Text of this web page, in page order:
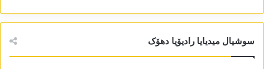
سوشیال میدیایا رادیۆیا دھۆک